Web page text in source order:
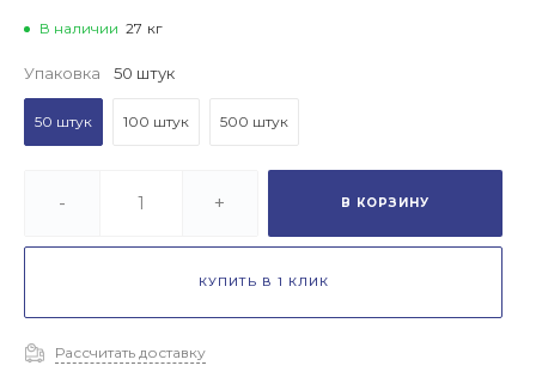
В наличии 27 кг
Упаковка 50 штук
50 штук 100 штук 500 штук
- + В КОРЗИНУ
КУПИТЬ В 1 КЛИК
Рассчитать доставку